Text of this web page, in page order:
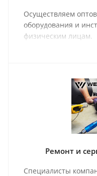
Осуществляем
оборудования и
физическим лицам.
Ремонт и
Специалисты